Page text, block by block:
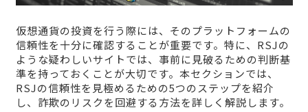
仮想通貨の投資を行う際には、そのプラットフォームの
信頼性を十分に確認することが重要です。特に、RSJの
ような疑わしいサイトでは、事前に見破るための判断基
準を持っておくことが大切です。本セクションでは、
RSJの信頼性を見極めるための5つのステップを紹介
し、詐欺のリスクを回避する方法を詳しく解説します。